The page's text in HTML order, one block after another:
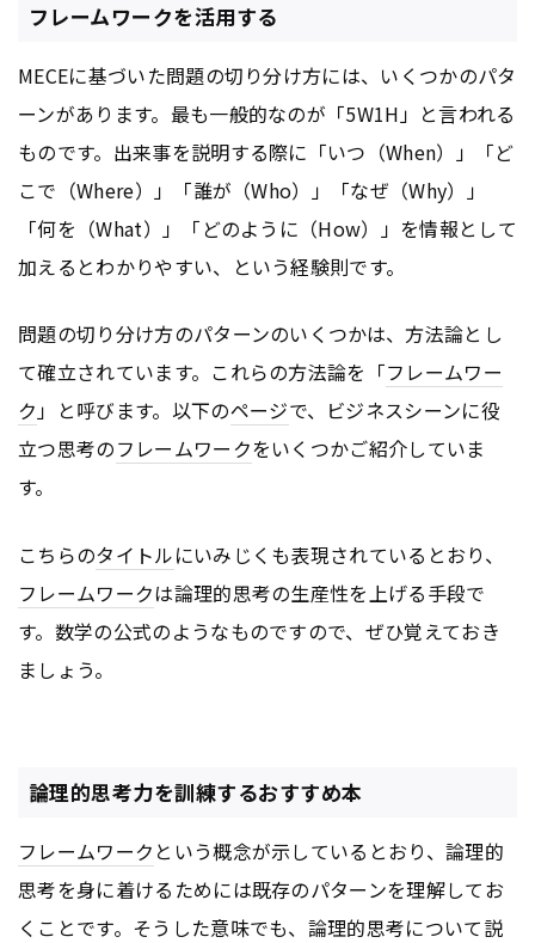
フレームワークを活用する
MECEに基づいた問題の切り分け方には、いくつかのパタ
ーンがあります。最も一般的なのが「5W1H」と言われる
ものです。出来事を説明する際に「いつ（When）」「ど
こで（Where）」「誰が（Who）」「なぜ（Why）」
「何を（What）」「どのように（How）」を情報として
加えるとわかりやすい、という経験則です。
問題の切り分け方のパターンのいくつかは、方法論とし
て確立されています。これらの方法論を「フレームワー
ク」と呼びます。以下のページで、ビジネスシーンに役
立つ思考のフレームワークをいくつかご紹介していま
す。
こちらのタイトルにいみじくも表現されているとおり、
フレームワークは論理的思考の生産性を上げる手段で
す。数学の公式のようなものですので、ぜひ覚えておき
ましょう。
論理的思考力を訓練するおすすめ本
フレームワーク という概念が示しているとおり、論理的
思考を身に着けるためには既存のパターンを理解してお
くことです。そうした意味でも、論理的思考について説